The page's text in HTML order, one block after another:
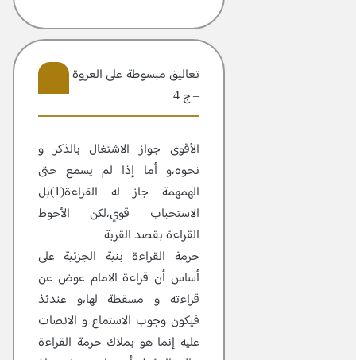
تعاليق مبسوطة علی العروة الوثقی
– ج 4
الأقوى جواز الاشتغال بالذكر و
نحوه،و أما إذا لم يسمع حتى
الهمهمة جاز له القراءة(1)بل
الاستحباب قوي،لكن الأحوط
القراءة بقصد القربة
حرمة القراءة بنية الجزئية على
أساس أن قراءة الامام عوض عن
قراءته و مسقطة لها،و عندئذ
فيكون وجوب الاستماع و الانصات
عليه إنما هو بملاك حرمة القراءة